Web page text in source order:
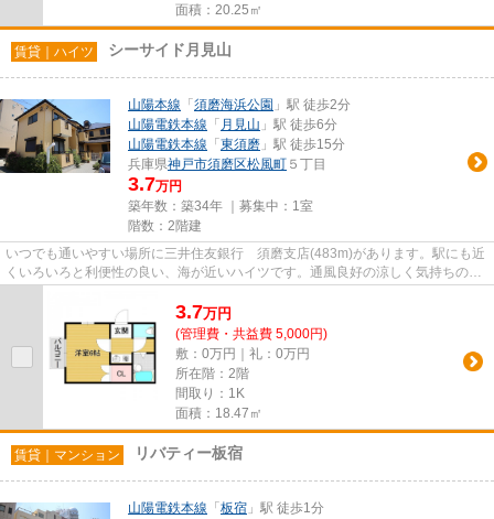
面積：20.25㎡
賃貸｜ハイツ シーサイド月見山
山陽本線 「 須磨海浜公園 」駅 徒歩2分
山陽電鉄本線 「 月見山 」駅 徒歩6分
山陽電鉄本線 「 東須磨 」駅 徒歩15分
兵庫県神戸市須磨区松風町 ５丁目
3.7万円
築年数：築34年 ｜募集中： 1室
階数：2階建
いつでも通いやすい場所に三井住友銀行 須磨支店(483m)があります。駅にも近
くいろいろと利便性の良い、海が近いハイツです。通風良好の涼しく気持ちの良
3.7万円
(管理費・共益費 5,000円)
敷：0万円｜礼：0万円
所在階：2階
間取り：1K
面積：18.47㎡
賃貸｜マンション リバティー板宿
山陽電鉄本線 「 板宿 」駅 徒歩1分